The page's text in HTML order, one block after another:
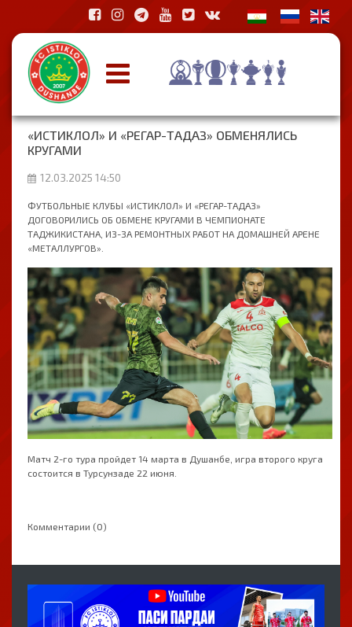
«ИСТИКЛОЛ» И «РЕГАР-ТАДАЗ» ОБМЕНЯЛИСЬ
КРУГАМИ
12.03.2025 14:50
ФУТБОЛЬНЫЕ КЛУБЫ «ИСТИКЛОЛ» И «РЕГАР-ТАДАЗ»
ДОГОВОРИЛИСЬ ОБ ОБМЕНЕ КРУГАМИ В ЧЕМПИОНАТЕ
ТАДЖИКИСТАНА, ИЗ-ЗА РЕМОНТНЫХ РАБОТ НА ДОМАШНЕЙ АРЕНЕ
«МЕТАЛЛУРГОВ».
Матч 2-го тура пройдет 14 марта в Душанбе, игра второго круга
состоится в Турсунзаде 22 июня.
Комментарии (0)